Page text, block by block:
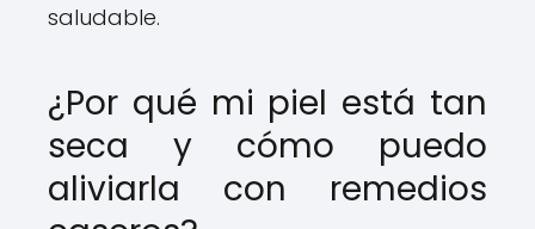
saludable.
¿Por qué mi piel está tan
seca y cómo puedo
aliviarla con remedios